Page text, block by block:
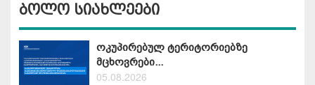
ბოლო სიახლეები
ოკუპირებულ ტერიტორიებზე
მცხოვრები...
05.08.2026